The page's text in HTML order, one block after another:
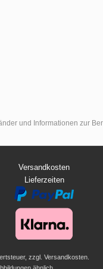
und Informationen zur
Versandkosten
Lieferzeiten
zzgl. Versandkosten.